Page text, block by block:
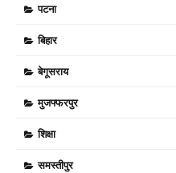
पटना
बिहार
बेगूसराय
मुजफ्फरपुर
शिक्षा
समस्तीपुर